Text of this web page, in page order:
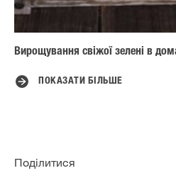
Вирощування свіжої зелені в
ПОКАЗАТИ БІЛЬШЕ
Поділитися